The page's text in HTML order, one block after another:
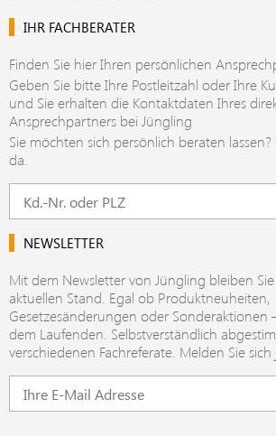
IHR FACHBERATER
Finden Sie hier Ihren persönlichen
Geben Sie bitte Ihre Postleitzahl oder Ihre
und Sie erhalten die Kontaktdaten Ihres
Ansprechpartners bei Jüngling
Sie möchten sich persönlich beraten
da.
NEWSLETTER
Mit dem Newsletter von Jüngling bleiben
aktuellen Stand. Egal ob Produktneuheiten,
Gesetzesänderungen oder Sonderaktionen
dem Laufenden. Selbstverständlich
verschiedenen Fachreferate. Melden Sie